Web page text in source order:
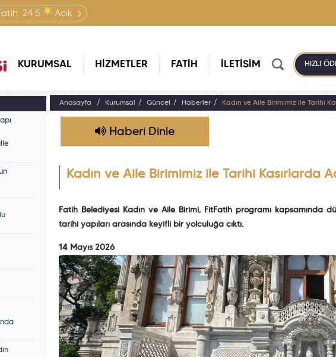
24.5 Açık
KURUMSAL HİZMETLER FATİH İLETİŞİM HIZLI
Anasayfa Kurumsal Güncel Haberler Kadın ve Aile Birimimiz ile Tarihî
Haberi Dinle
Kadın ve Aile Birimimiz ile Tarihî Kasırlarda
Fatih Belediyesi Kadın ve Aile Birimi, FitFatih programı kapsamında
tarihî yapıları arasında keyifli bir yolculuğa çıktı.
14 Mayıs 2026